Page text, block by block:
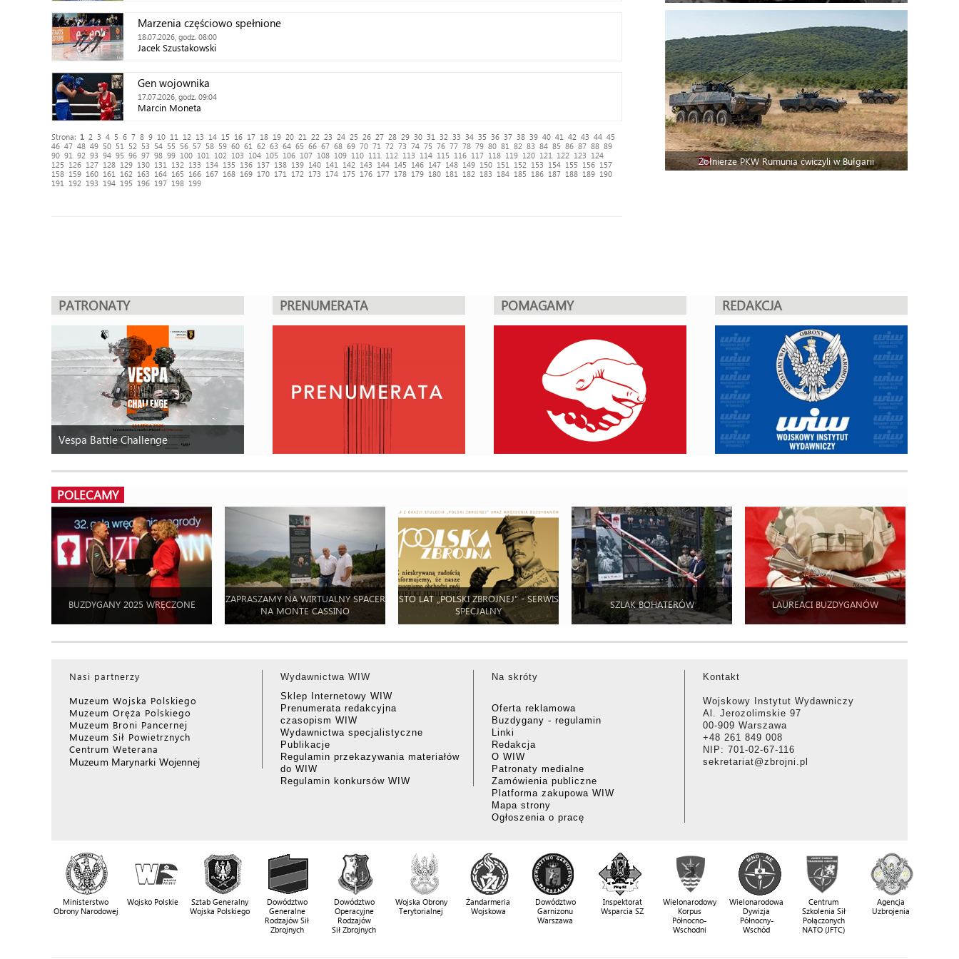
Marzenia częściowo spełnione
18.07.2026, godz. 08:00
Jacek Szustakowski
Gen wojownika
17.07.2026, godz. 09:04
Marcin Moneta
Strona: 1 2 3 4 5 6 7 8 9 10 11 12 13 14 15 16 17 18 19 20 21 22 23 24 25 26 27 28 29 30 31 32 33 34 35 36 37 38 39 40 41 42 43 44 45
46 47 48 49 50 51 52 53 54 55 56 57 58 59 60 61 62 63 64 65 66 67 68 69 70 71 72 73 74 75 76 77 78 79 80 81 82 83 84 85 86 87 88 89
90 91 92 93 94 95 96 97 98 99 100 101 102 103 104 105 106 107 108 109 110 111 112 113 114 115 116 117 118 119 120 121 122 123
124
125
126 127 128 129 130 131 132 133 134 135 136 137 138 139 140 141 142 143 144 145 146 147 148 149 150 151 152 153 154 155 156 157
158 159 160 161 162 163 164 165 166 167 168 169 170 171 172 173 174 175 176 177 178 179 180 181 182 183 184 185 186 187 188 189 190
191
192 193 194 195 196 197 198 199
Żołnierze PKW Rumunia ćwiczyli w Bułgarii
PATRONATY
Vespa Battle Challenge
PRENUMERATA POMAGAMY REDAKCJA
POLECAMY
BUZDYGANY 2025 WRĘCZONE
ZAPRASZAMY NA WIRTUALNY SPACER
NA MONTE CASSINO
STO LAT „POLSKI ZBROJNEJ” - SERWIS
SPECJALNY
SZLAK BOHATERÓW LAUREACI BUZDYGANÓW
Nasi partnerzy
Muzeum Wojska Polskiego
Muzeum Oręża Polskiego
Muzeum Broni Pancernej
Muzeum Sił Powietrznych
Centrum Weterana
Muzeum Marynarki Wojennej
Wydawnictwa WIW
Sklep Internetowy WIW
Prenumerata redakcyjna
czasopism WIW
Wydawnictwa specjalistyczne
Publikacje
Regulamin przekazywania materiałów
do WIW
Regulamin konkursów WIW
Na skróty
Oferta reklamowa
Buzdygany - regulamin
Linki
Redakcja
O WIW
Patronaty medialne
Zamówienia publiczne
Platforma zakupowa WIW
Mapa strony
Ogłoszenia o pracę
Kontakt
Wojskowy Instytut Wydawniczy
Al. Jerozolimskie 97
00-909 Warszawa
+48 261 849 008
NIP: 701-02-67-116
sekretariat@zbrojni.pl
Ministerstwo
Obrony Narodowej
Wojsko Polskie
Sztab Generalny
Wojska Polskiego
Dowództwo
Generalne
Rodzajów Sił
Zbrojnych
Dowództwo
Operacyjne
Rodzajów
Sił Zbrojnych
Wojska Obrony
Terytorialnej
Żandarmeria
Wojskowa
Dowództwo
Garnizonu
Warszawa
Inspektorat
Wsparcia SZ
Wielonarodowy
Korpus
Północno-
Wschodni
Wielonarodowa
Dywizja
Północny-
Wschód
Centrum
Szkolenia Sił
Połączonych
NATO (JFTC)
Agencja
Uzbrojenia